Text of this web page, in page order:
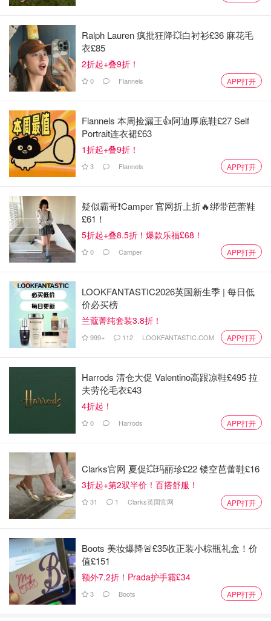
"Tea & Toast"评论道："我丈夫下班开车回家时也看到了。"
"Pierrepotts"则留言："我在法纳姆也看到了……我还拉住路
人，让他们给我作证，以证明我没有疯掉。"
你拍到过流星雨的得意照片嘛？评论区分享下瞧瞧！
英国新闻
Ralph Lauren 疯批狂降💥白衬衫£36 麻花毛
衣£85
2折起+叠9折！
0 Flannels APP打开
Flannels 本周捡漏王👍阿迪厚底鞋£27 Self
Portrait连衣裙£63
1折起+叠9折！
3 Flannels APP打开
疑似霸哥❗️Camper 官网折上折🔥绑带芭蕾鞋
£61！
5折起+叠8.5折！爆款乐福£68！
0 Camper APP打开
LOOKFANTASTIC2026英国新生季 | 每日低
价必买榜
兰蔻菁纯套装3.8折！
999+ 112 LOOKFANTASTIC.COM APP打开
Harrods 清仓大促 Valentino高跟凉鞋£495 拉
夫劳伦毛衣£43
4折起！
0 Harrods APP打开
Clarks官网 夏促💥玛丽珍£22 镂空芭蕾鞋£16
3折起+第2双半价！百搭舒服！
31 1 Clarks英国官网 APP打开
Boots 美妆爆降🚨£35收正装小棕瓶礼盒！价
值£151
额外7.2折！Prada护手霜£34
3 Boots APP打开